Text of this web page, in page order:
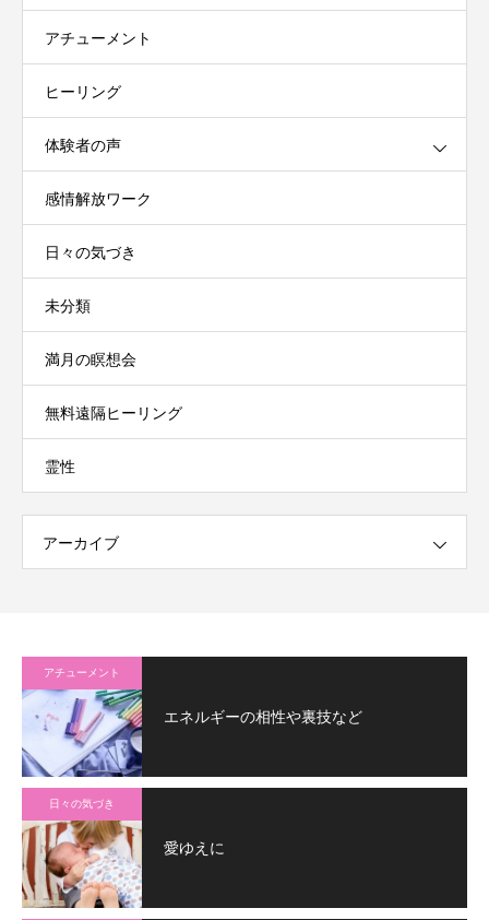
アチューメント
ヒーリング
体験者の声
感情解放ワーク
日々の気づき
未分類
満月の瞑想会
無料遠隔ヒーリング
霊性
アーカイブ
アチューメント
エネルギーの相性や裏技など
日々の気づき
愛ゆえに